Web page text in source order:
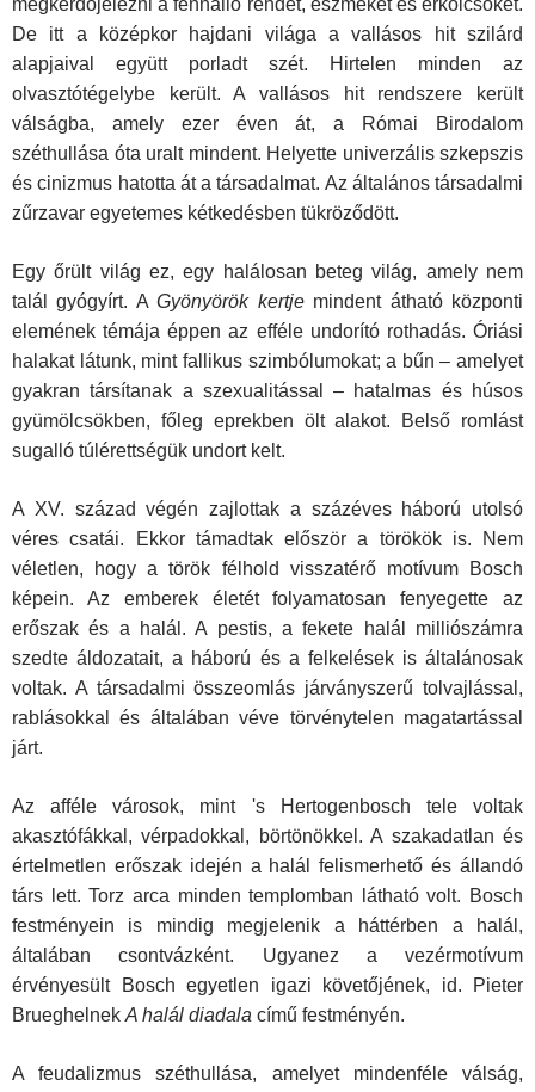
megkérdőjelezni a fennálló rendet, eszméket és erkölcsöket.
De itt a középkor hajdani világa a vallásos hit szilárd
alapjaival együtt porladt szét. Hirtelen minden az
olvasztótégelybe került. A vallásos hit rendszere került
válságba, amely ezer éven át, a Római Birodalom
széthullása óta uralt mindent. Helyette univerzális szkepszis
és cinizmus hatotta át a társadalmat. Az általános társadalmi
zűrzavar egyetemes kétkedésben tükröződött.
Egy őrült világ ez, egy halálosan beteg világ, amely nem
talál gyógyírt. AGyönyörök kertje mindent átható központi
elemének témája éppen az efféle undorító rothadás. Óriási
halakat látunk, mint fallikus szimbólumo­kat; a bűn – amelyet
gyakran társítanak a szexualitással – hatalmas és húsos
gyümölcsökben, főleg eprekben ölt alakot. Belső romlást
sugalló túlérettségük undort kelt.
A XV. század végén zajlottak a százéves háború utolsó
véres csatái. Ekkor támadtak először a törökök is. Nem
véletlen, hogy a török félhold visszatérő motívum Bosch
képein. Az emberek életét folyamatosan fenyegette az
erőszak és a halál. A pestis, a fekete halál milliószámra
szedte áldozatait, a háború és a felkelések is általánosak
voltak. A tár­sadalmi összeomlás járványszerű tolvajlással,
rablásokkal és általában véve törvénytelen magatartással
járt.
Az afféle városok, mint 's Hertogenbosch tele voltak
akasztófákkal, vér­padokkal, börtönökkel. A szakadatlan és
értelmetlen erőszak idején a halál felismerhető és állandó
társ lett. Torz arca minden templomban látható volt. Bosch
festményein is mindig megjelenik a háttérben a halál,
általában csontvázként. Ugyanez a vezérmotívum
érvényesült Bosch egyetlen igazi követőjének, id. Pieter
Brueghelnek A halál diadala című festményén.
A feudalizmus széthullása, amelyet mindenféle válság,